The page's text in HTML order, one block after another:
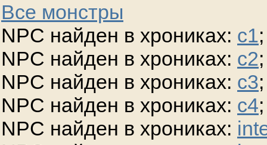
Все монстры
NPC найден в хрониках: c1;
NPC найден в хрониках: c2;
NPC найден в хрониках: c3;
NPC найден в хрониках: c4;
NPC найден в хрониках: